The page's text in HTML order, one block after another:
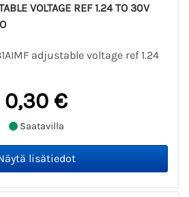
VOLTAGE REF 1.24 TO 30V
adjustable voltage ref 1.24
0,30 €
Saatavilla